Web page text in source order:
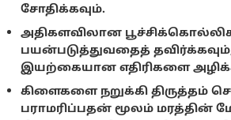
சோதிக்கவும்.
அதிகளவிலான
பயன்படுத்துவதைத்
இயற்கையான எதிரிகளை
கிளைகளை நறுக்கி திருத்தம்
பராமரிப்பதன் மூலம் மரத்தின்